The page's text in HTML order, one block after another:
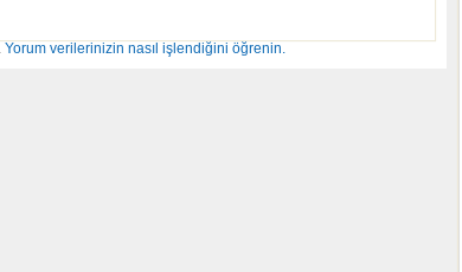
Yorum verilerinizin nasıl işlendiğini öğrenin.